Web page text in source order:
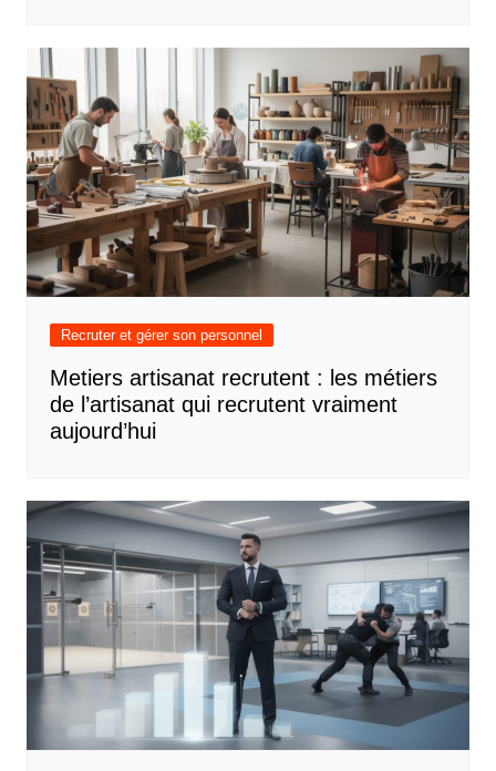
Recruter et gérer son personnel
Metiers artisanat recrutent : les métiers
de l’artisanat qui recrutent vraiment
aujourd’hui